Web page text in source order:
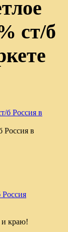
ст/б
Россия в
Россия
и краю!